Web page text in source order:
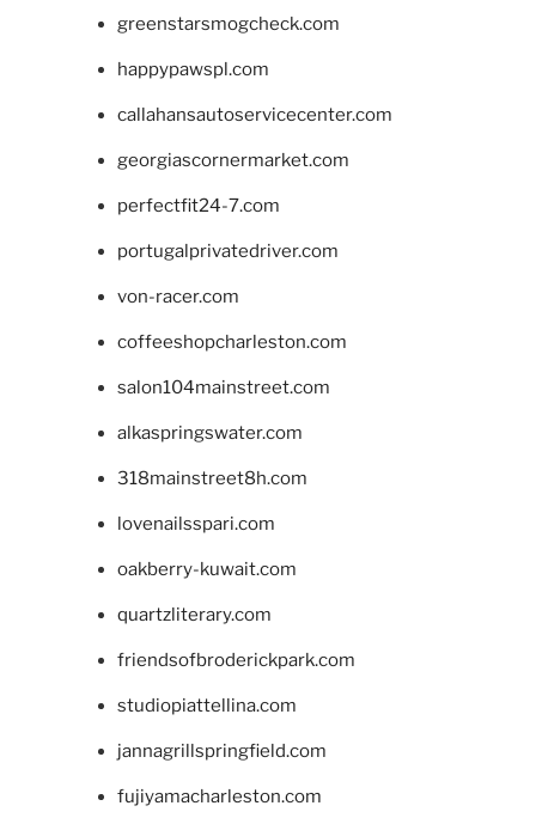
greenstarsmogcheck.com
happypawspl.com
callahansautoservicecenter.com
georgiascornermarket.com
perfectfit24-7.com
portugalprivatedriver.com
von-racer.com
coffeeshopcharleston.com
salon104mainstreet.com
alkaspringswater.com
318mainstreet8h.com
lovenailsspari.com
oakberry-kuwait.com
quartzliterary.com
friendsofbroderickpark.com
studiopiattellina.com
jannagrillspringfield.com
fujiyamacharleston.com